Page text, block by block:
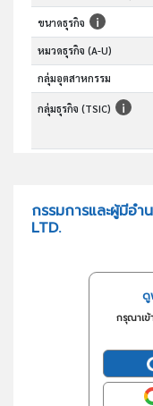
ขนาดธุรกิจ
หมวดธุรกิจ (A-U)
กลุ่มอุตสาหกรรม
กลุ่มธุรกิจ (TSIC)
กรรมการและผู้มีอำ
LTD.
ดู
กรุณาเข้